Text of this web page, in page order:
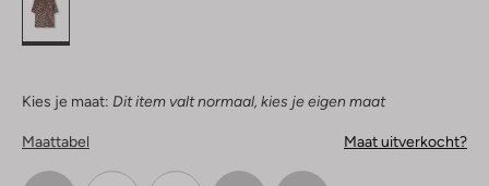
Kies je maat: Dit item valt normaal, kies je eigen maat
Maattabel Maat uitverkocht?